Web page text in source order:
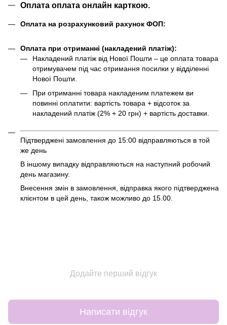
Оплата оплата онлайн карткою.
Оплата на розрахунковий рахунок ФОП:
Оплата при отриманні (накладений платіж):
Накладений платіж від Нової Пошти – це оплата товара
отримувачем під час отримання посилки у відділенні
Нової Пошти.
При отриманні товара накладеним платежем ви
повинні оплатити: вартість товара + відсоток за
накладений платіж (2% + 20 грн) + вартість доставки.
Підтверджені замовлення до 15:00 відправляються в той
же день
В іншому випадку відправляються на наступний робочий
день магазину.
Внесення змін в замовлення, відправка якого підтверджена
клієнтом в цей день, також можливо до 15.00.
Додайте перший відгук
Написати відгук